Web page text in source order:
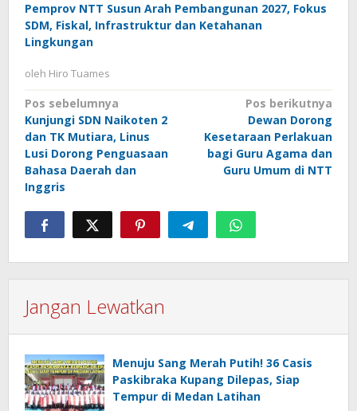
Pemprov NTT Susun Arah Pembangunan 2027, Fokus
SDM, Fiskal, Infrastruktur dan Ketahanan
Lingkungan
oleh Hiro Tuames
Navigasi
pos
Pos sebelumnya
Kunjungi SDN Naikoten 2
dan TK Mutiara, Linus
Lusi Dorong Penguasaan
Bahasa Daerah dan
Inggris
Pos berikutnya
Dewan Dorong
Kesetaraan Perlakuan
bagi Guru Agama dan
Guru Umum di NTT
Jangan Lewatkan
Menuju Sang Merah Putih! 36 Casis
Paskibraka Kupang Dilepas, Siap
Tempur di Medan Latihan